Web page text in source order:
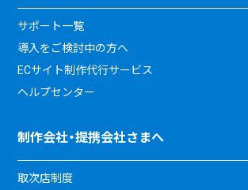
サポート一覧
導入をご検討中の方へ
ECサイト制作代行サービス
ヘルプセンター
制作会社・提携会社さまへ
取次店制度